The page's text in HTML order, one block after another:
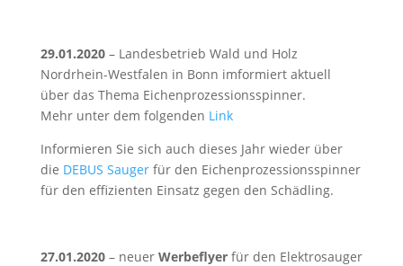
29.01.2020– Landesbetrieb Wald und Holz
Nordrhein-Westfalen in Bonn imformiert aktuell
über das Thema Eichenprozessionsspinner.
Mehr unter dem folgenden Link
Informieren Sie sich auch dieses Jahr wieder über
die DEBUS Saugerfür den Eichenprozessionsspinner
für den effizienten Einsatz gegen den Schädling.
27.01.2020– neuer Werbeflyer für den Elektrosauger